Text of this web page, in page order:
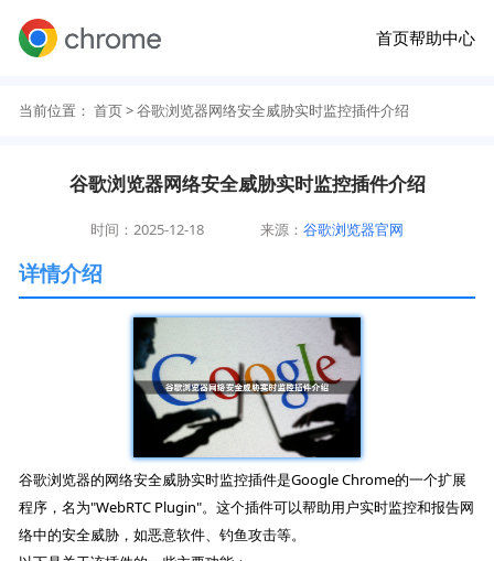
首页帮助中心
当前位置： 首页> 谷歌浏览器网络安全威胁实时监控插件介绍
谷歌浏览器网络安全威胁实时监控插件介绍
时间：2025-12-18 来源：谷歌浏览器官网
详情介绍
谷歌浏览器的网络安全威胁实时监控插件是Google Chrome的一个扩展
程序，名为"WebRTC Plugin"。这个插件可以帮助用户实时监控和报告网
络中的安全威胁，如恶意软件、钓鱼攻击等。